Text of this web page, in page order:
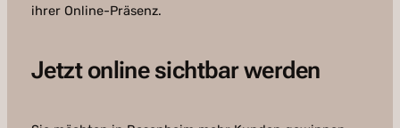
ihrer Online-Präsenz.
Jetzt online sichtbar werden